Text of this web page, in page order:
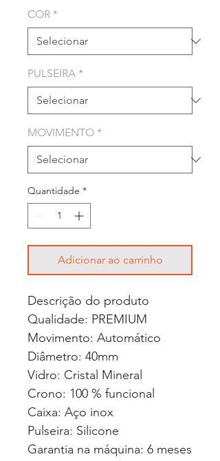
COR *
PULSEIRA *
MOVIMENTO *
Quantidade *
Adicionar ao carrinho
Descrição do produto
Qualidade: PREMIUM
Movimento: Automático
Diâmetro: 40mm
Vidro: Cristal Mineral
Crono: 100 % funcional
Caixa: Aço inox
Pulseira: Silicone
Garantia na máquina: 6 meses